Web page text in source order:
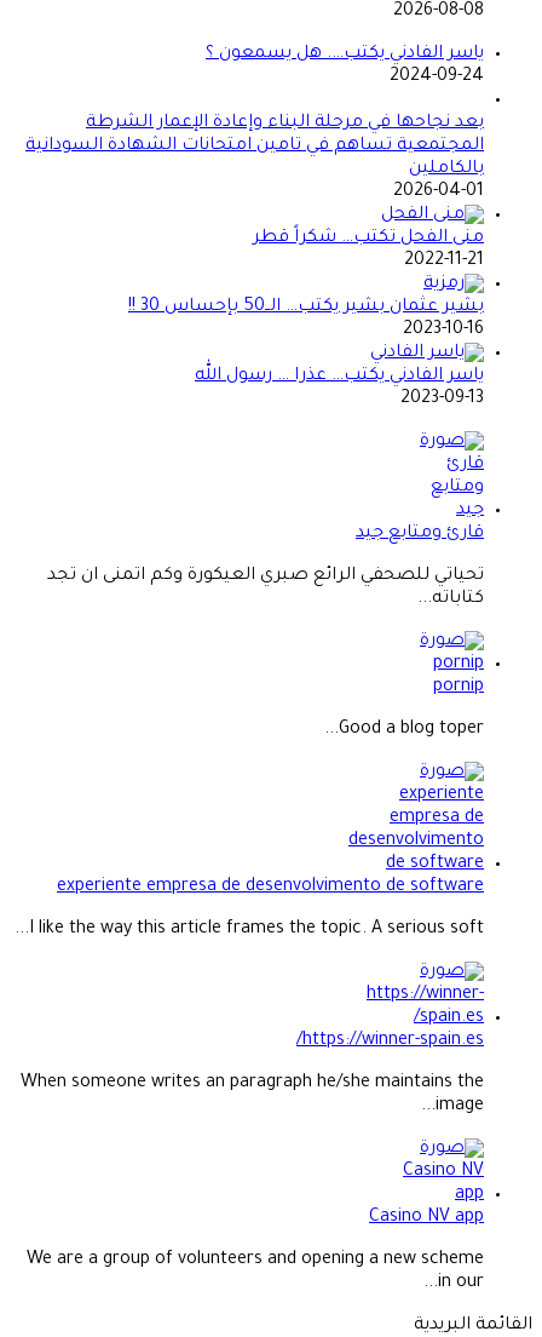
2026-08-08
ياسر الفادني يكتب…. هل يسمعون ؟
2024-09-24
بعد نجاحها في مرحلة البناء وإعادة الإعمار الشرطة
المجتمعية تساهم في تامين امتحانات الشهادة السودانية
بالكاملين
2026-04-01
منى الفحل تكتب… شكراً قطر
2022-11-21
بشير عثمان بشير يكتب… الــ50 بإحساس 30 !!
2023-10-16
ياسر الفادني يكتب… عذرا … رسول الله
2023-09-13
قارئ ومتابع جيد
تحياتي للصحفي الرائع صبري العيكورة وكم اتمنى ان تجد
كتاباته...
pornip
Good a blog toper...
experiente empresa de desenvolvimento de software
I like the way this article frames the topic. A serious soft...
https://winner-spain.es/
When someone writes an paragraph he/she maintains the
image...
Casino NV app
We are a group of volunteers and opening a new scheme
in our...
القائمة البريدية